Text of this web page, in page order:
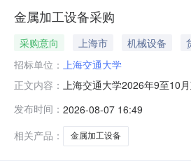
金属加工设备采购
采购意向 上海市 机械设备
招标单位： 上海交通大学
正文内容： 上海交通大学2026年9至10
次公开的采购意向是本单位
发布时间： 2026-08-07 16:49
相关产品：
金属加工设备